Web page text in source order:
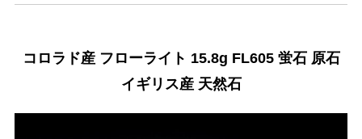
コロラド産 フローライト 15.8g FL605 蛍石 原石
イギリス産 天然石